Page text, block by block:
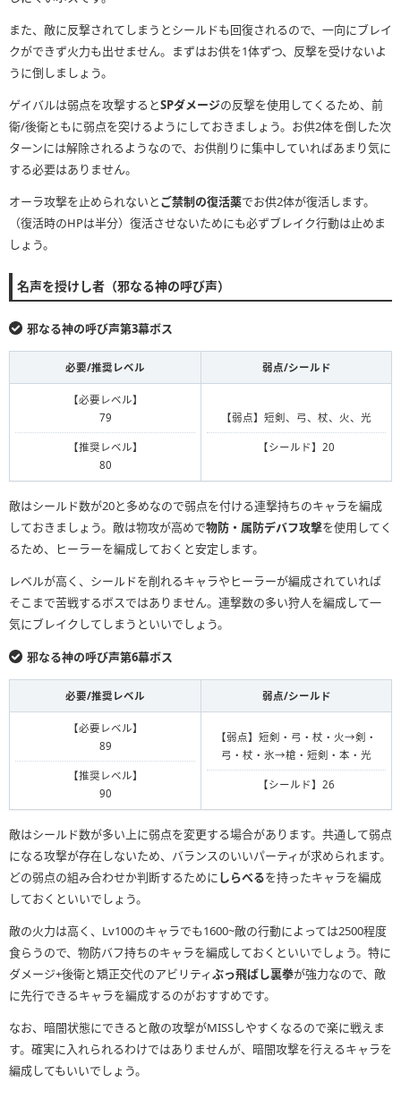
また、敵に反撃されてしまうとシールドも回復されるので、一向にブレイ
クができず火力も出せません。まずはお供を1体ずつ、反撃を受けないよ
うに倒しましょう。
ゲイバルは弱点を攻撃するとSPダメージの反撃を使用してくるため、前
衛/後衛ともに弱点を突けるようにしておきましょう。お供2体を倒した次
ターンには解除されるようなので、お供削りに集中していればあまり気に
する必要はありません。
オーラ攻撃を止められないとご禁制の復活薬でお供2体が復活します。
（復活時のHPは半分）復活させないためにも必ずブレイク行動は止めま
しょう。
名声を授けし者（邪なる神の呼び声）
邪なる神の呼び声第3幕ボス
必要/推奨レベル 弱点/シールド
【必要レベル】
79
【推奨レベル】
80
【弱点】短剣、弓、杖、火、光
【シールド】20
敵はシールド数が20と多めなので弱点を付ける連撃持ちのキャラを編成
しておきましょう。敵は物攻が高めで物防・属防デバフ攻撃を使用してく
るため、ヒーラーを編成しておくと安定します。
レベルが高く、シールドを削れるキャラやヒーラーが編成されていれば
そこまで苦戦するボスではありません。連撃数の多い狩人を編成して一
気にブレイクしてしまうといいでしょう。
邪なる神の呼び声第6幕ボス
必要/推奨レベル 弱点/シールド
【必要レベル】
89
【推奨レベル】
90
【弱点】短剣・弓・杖・火→剣・
弓・杖・氷→槍・短剣・本・光
【シールド】26
敵はシールド数が多い上に弱点を変更する場合があります。共通して弱点
になる攻撃が存在しないため、バランスのいいパーティが求められます。
どの弱点の組み合わせか判断するためにしらべるを持ったキャラを編成
しておくといいでしょう。
敵の火力は高く、Lv100のキャラでも1600~敵の行動によっては2500程度
食らうので、物防バフ持ちのキャラを編成しておくといいでしょう。特に
ダメージ+後衛と矯正交代のアビリティぶっ飛ばし裏拳が強力なので、敵
に先行できるキャラを編成するのがおすすめです。
なお、暗闇状態にできると敵の攻撃がMISSしやすくなるので楽に戦えま
す。確実に入れられるわけではありませんが、暗闇攻撃を行えるキャラを
編成してもいいでしょう。